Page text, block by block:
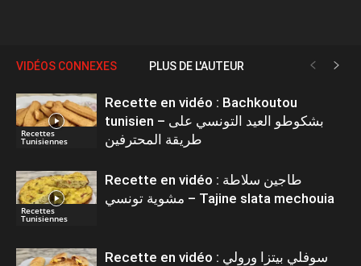
VIDÉOS CONNEXES PLUS DE L'AUTEUR
Recettes
Tunisiennes
Recette en vidéo : Bachkoutou
tunisien – بشكوطو العيد التونسي على
طريقة المحترفين
Recettes
Tunisiennes
Recette en vidéo : طاجين سلاطة
مشوية تونسي – Tajine slata mechouia
Recette en vidéo : سوفلي بيتزا ورولي